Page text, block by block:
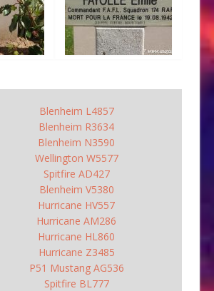
Blenheim L4857
Blenheim R3634
Blenheim N3590
Wellington W5577
Spitfire AD427
Blenheim V5380
Hurricane HV557
Hurricane AM286
Hurricane HL860
Hurricane Z3485
P51 Mustang AG536
Spitfire BL777